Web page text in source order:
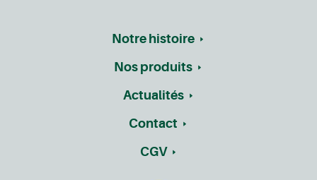
Notre histoire
Nos produits
Actualités
Contact
CGV